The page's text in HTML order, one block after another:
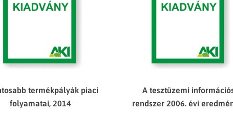
termékpályák piaci
folyamatai, 2014
A tesztüzemi
rendszer 2006. évi